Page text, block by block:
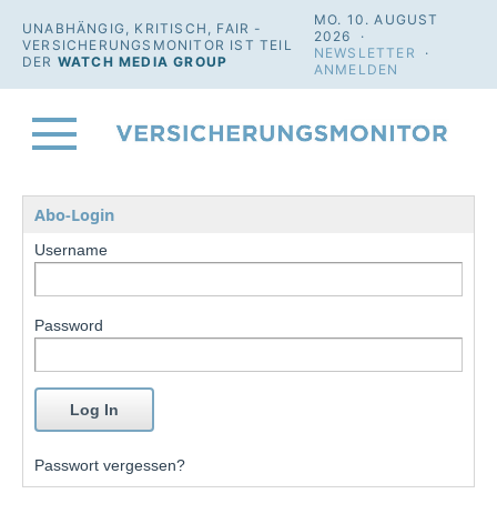
UNABHÄNGIG, KRITISCH, FAIR -
VERSICHERUNGSMONITOR IST TEIL
DER WATCH MEDIA GROUP
MO. 10. AUGUST
2026 ·
NEWSLETTER
·
ANMELDEN
Abo-Login
Username
Password
Passwort vergessen?